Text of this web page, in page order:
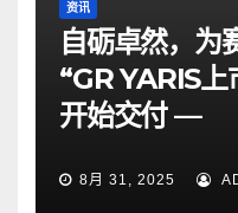
资讯
自砺卓然，为
“GR YARIS
开始交付 —
8月 31, 2025